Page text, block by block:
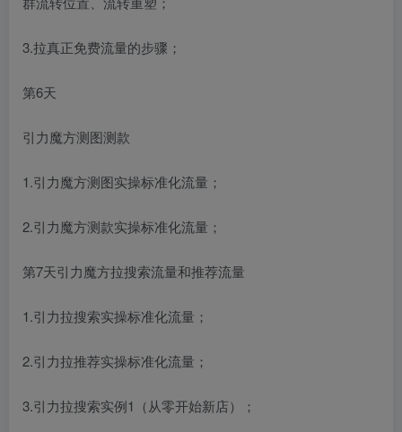
3.拉真正免费流量的步骤；
第6天
引力魔方测图测款
1.引力魔方测图实操标准化流量；
2.引力魔方测款实操标准化流量；
第7天引力魔方拉搜索流量和推荐流量
1.引力拉搜索实操标准化流量；
2.引力拉推荐实操标准化流量；
3.引力拉搜索实例1（从零开始新店）；